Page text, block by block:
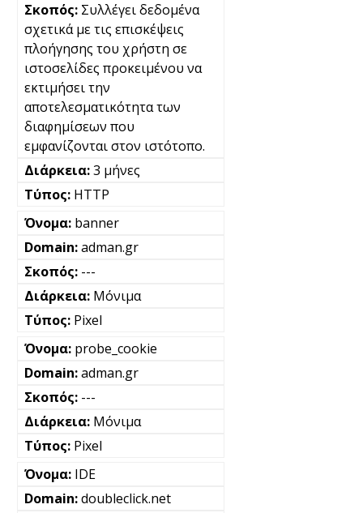
Συλλέγει δεδομένα
σχετικά με τις επισκέψεις
πλοήγησης του χρήστη σε
ιστοσελίδες προκειμένου να
εκτιμήσει την
αποτελεσματικότητα των
διαφημίσεων που
εμφανίζονται στον ιστότοπο.
3 μήνες
HTTP
banner
adman.gr
---
Μόνιμα
Pixel
probe_cookie
adman.gr
---
Μόνιμα
Pixel
IDE
doubleclick.net